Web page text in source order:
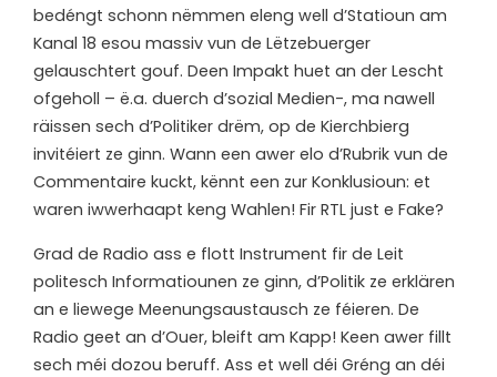
bedéngt schonn nëmmen eleng well d’Statioun am
Kanal 18 esou massiv vun de Lëtzebuerger
gelauschtert gouf. Deen Impakt huet an der Lescht
ofgeholl – ë.a. duerch d’sozial Medien-, ma nawell
räissen sech d’Politiker drëm, op de Kierchbierg
invitéiert ze ginn. Wann een awer elo d’Rubrik vun de
Commentaire kuckt, kënnt een zur Konklusioun: et
waren iwwerhaapt keng Wahlen! Fir RTL just e Fake?
Grad de Radio ass e flott Instrument fir de Leit
politesch Informatiounen ze ginn, d’Politik ze erklären
an e liewege Meenungsaustausch ze féieren. De
Radio geet an d’Ouer, bleift am Kapp! Keen awer fillt
sech méi dozou beruff. Ass et well déi Gréng an déi